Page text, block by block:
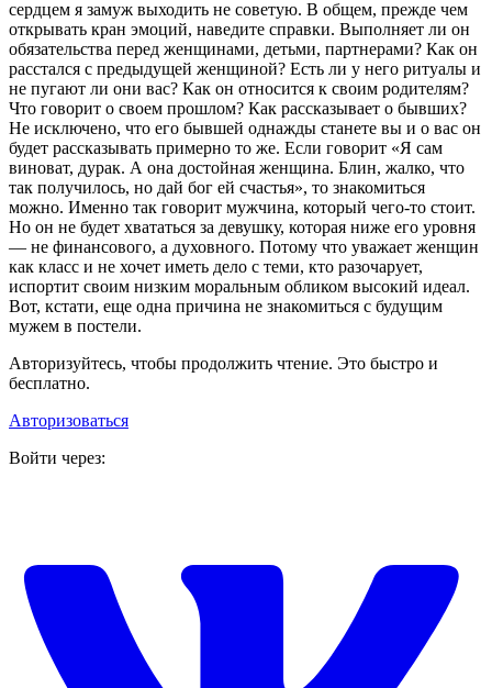
сердцем я замуж выходить не советую. В общем, прежде чем
открывать кран эмоций, наведите справки. Выполняет ли он
обязательства перед женщинами, детьми, партнерами? Как он
расстался с предыдущей женщиной? Есть ли у него ритуалы и
не пугают ли они вас? Как он относится к своим родителям?
Что говорит о своем прошлом? Как рассказывает о бывших?
Не исключено, что его бывшей однажды станете вы и о вас он
будет рассказывать примерно то же. Если говорит «Я сам
виноват, дурак. А она достойная женщина. Блин, жалко, что
так получилось, но дай бог ей счастья», то знакомиться
можно. Именно так говорит мужчина, который чего-то стоит.
Но он не будет хвататься за девушку, которая ниже его уровня
— не финансового, а духовного. Потому что уважает женщин
как класс и не хочет иметь дело с теми, кто разочарует,
испортит своим низким моральным обликом высокий идеал.
Вот, кстати, еще одна причина не знакомиться с будущим
мужем в постели.
Авторизуйтесь, чтобы продолжить чтение. Это быстро и
бесплатно.
Авторизоваться
Войти через: